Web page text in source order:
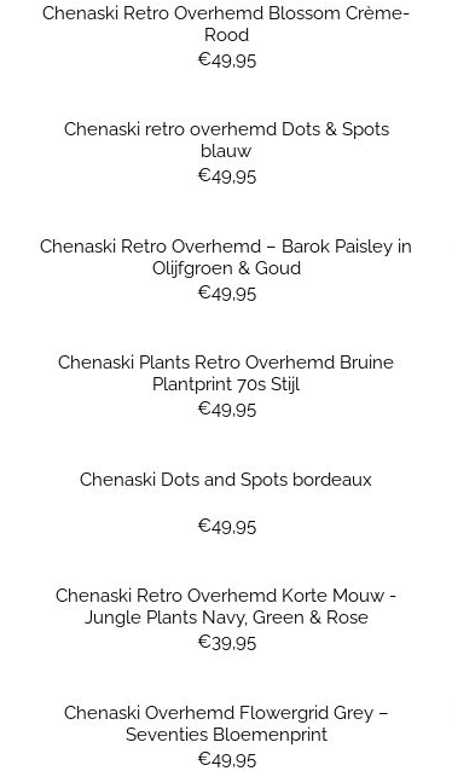
Chenaski Retro Overhemd Blossom Crème-
Rood
Prijs: 49,95
€49,95
Chenaski retro overhemd Dots & Spots
blauw
Prijs: 49,95
€49,95
Chenaski Retro Overhemd – Barok Paisley in
Olijfgroen & Goud
Prijs: 49,95
€49,95
Chenaski Plants Retro Overhemd Bruine
Plantprint 70s Stijl
Prijs: 49,95
€49,95
Chenaski Dots and Spots bordeaux
Prijs: 49,95
€49,95
Chenaski Retro Overhemd Korte Mouw -
Jungle Plants Navy, Green & Rose
Prijs: 39,95
€39,95
Chenaski Overhemd Flowergrid Grey –
Seventies Bloemenprint
Prijs: 49,95
€49,95